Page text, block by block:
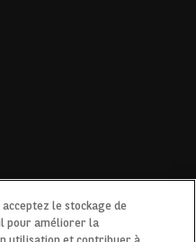
le stockage de
pour améliorer la